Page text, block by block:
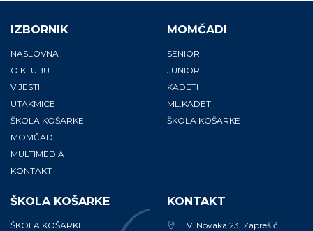
IZBORNIK
NASLOVNA
O KLUBU
VIJESTI
UTAKMICE
ŠKOLA KOŠARKE
MOMČADI
MULTIMEDIA
KONTAKT
MOMČADI
SENIORI
JUNIORI
KADETI
ML.KADETI
ŠKOLA KOŠARKE
ŠKOLA KOŠARKE
ŠKOLA KOŠARKE
KONTAKT
V. Novaka 23, Zaprešić